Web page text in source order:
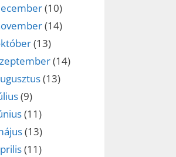
(10)
(14)
(13)
(14)
(13)
(9)
(11)
(13)
(11)